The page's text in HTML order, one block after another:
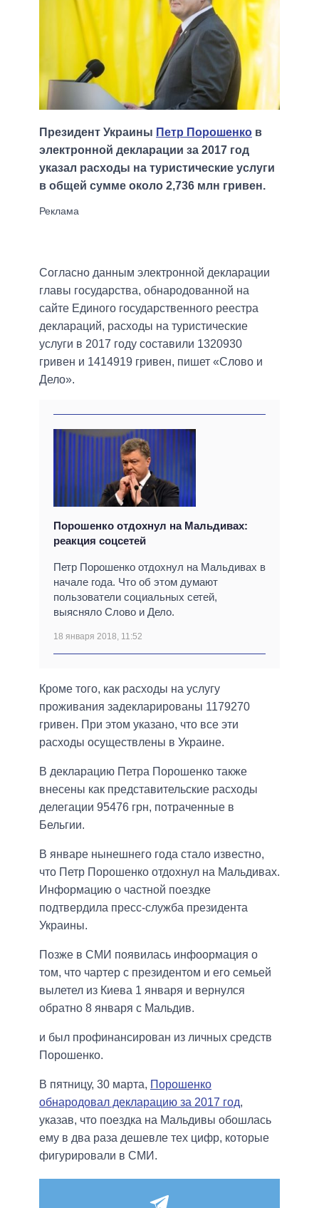
Президент Украины Петр Порошенко в
электронной декларации за 2017 год
указал расходы на туристические услуги
в общей сумме около 2,736 млн гривен.
Согласно данным электронной декларации
главы государства, обнародованной на
сайте Единого государственного реестра
деклараций, расходы на туристические
услуги в 2017 году составили 1320930
гривен и 1414919 гривен, пишет «Слово и
Дело».
Порошенко отдохнул на Мальдивах:
реакция соцсетей
Петр Порошенко отдохнул на Мальдивах в
начале года. Что об этом думают
пользователи социальных сетей,
выясняло Слово и Дело.
18 января 2018, 11:52
Кроме того, как расходы на услугу
проживания задекларированы 1179270
гривен. При этом указано, что все эти
расходы осуществлены в Украине.
В декларацию Петра Порошенко также
внесены как представительские расходы
делегации 95476 грн, потраченные в
Бельгии.
В январе нынешнего года стало известно,
что Петр Порошенко отдохнул на Мальдивах.
Информацию о частной поездке
подтвердила пресс-служба президента
Украины.
Позже в СМИ появилась инфоормация о
том, что чартер с президентом и его семьей
вылетел из Киева 1 января и вернулся
обратно 8 января с Мальдив.
и был профинансирован из личных средств
Порошенко.
В пятницу, 30 марта, Порошенко
обнародовал декларацию за 2017 год,
указав, что поездка на Мальдивы обошлась
ему в два раза дешевле тех цифр, которые
фигурировали в СМИ.